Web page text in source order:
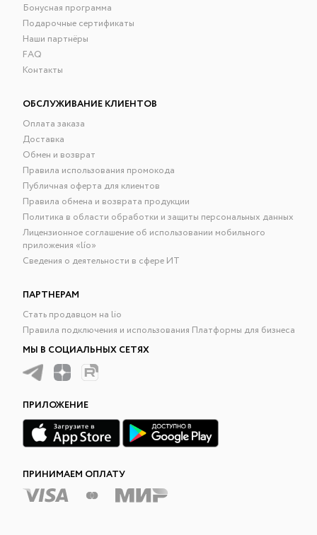
Бонусная программа
Подарочные сертификаты
Наши партнёры
FAQ
Контакты
ОБСЛУЖИВАНИЕ КЛИЕНТОВ
Оплата заказа
Доставка
Обмен и возврат
Правила использования промокода
Публичная оферта для клиентов
Правила обмена и возврата продукции
Политика в области обработки и защиты персональных данных
Лицензионное соглашение об использовании мобильного
приложения «lío»
Сведения о деятельности в сфере ИТ
ПАРТНЕРАМ
Стать продавцом на lio
Правила подключения и использования Платформы для бизнеса
МЫ В СОЦИАЛЬНЫХ СЕТЯХ
ПРИЛОЖЕНИЕ
ПРИНИМАЕМ ОПЛАТУ